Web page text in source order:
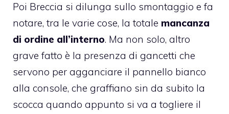
Poi Breccia si dilunga sullo smontaggio e fa
notare, tra le varie cose, la totale mancanza
di ordine all’interno. Ma non solo, altro
grave fatto è la presenza di gancetti che
servono per agganciare il pannello bianco
alla console, che graffiano sin da subito la
scocca quando appunto si va a togliere il